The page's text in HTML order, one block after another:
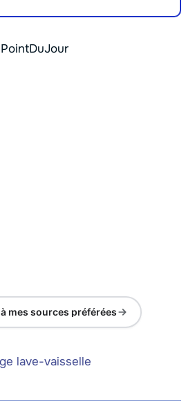
mes sources préférées
lave-vaisselle